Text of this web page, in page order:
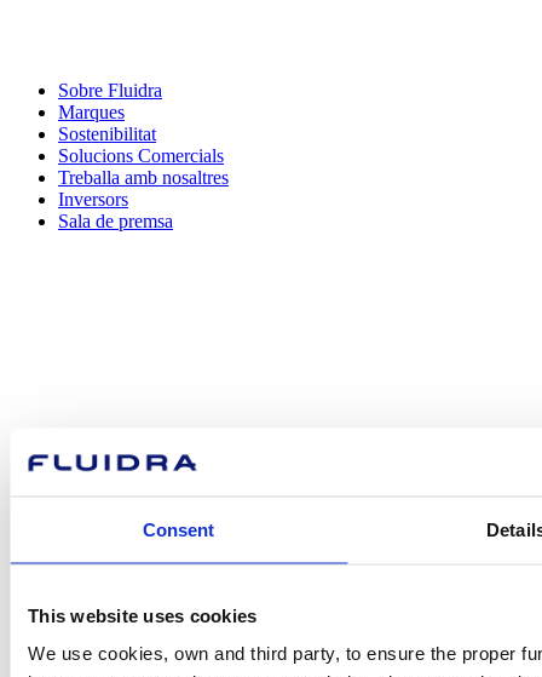
Consent
This website uses cookies
We use cookies, own and third party, to ensure the proper
Sobre Fluidra
Marques
Sostenibilitat
Solucions Comercials
Treballa amb nosaltres
Inversors
Sala de premsa
Trobi Fluidra